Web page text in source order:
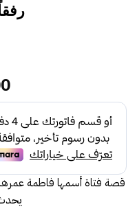
قصة فتاة أسمها فاطمة